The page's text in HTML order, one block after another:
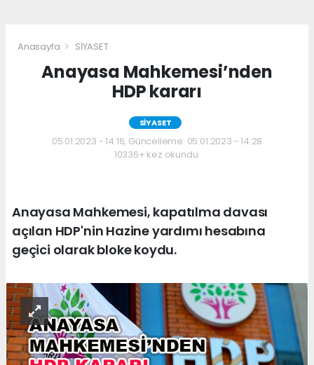
Anasayfa SİYASET
Anayasa Mahkemesi’nden
HDP kararı
SİYASET
05.01.2023 - 14:16, Güncelleme: 05.01.2023 - 14:28
10336+ kez okundu.
Anayasa Mahkemesi, kapatılma davası
açılan HDP'nin Hazine yardımı hesabına
geçici olarak bloke koydu.